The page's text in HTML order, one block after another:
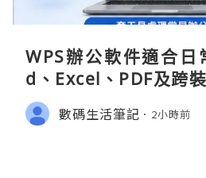
WPS辦公軟件適合
d、Excel、PDF及跨
數碼生活筆記 2小時前